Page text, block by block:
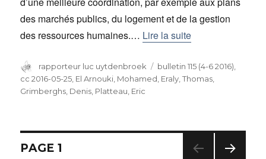
des marchés publics, du logement et de la gestion
des ressources humaines.… Lire la suite
Auteur
rapporteur luc uytdenbroek Catégories
bulletin 115 (4-6 2016)
cc 2016-05-25, El Arnouki, Mohamed, Eraly, Thomas,
Grimberghs, Denis, Platteau, Eric
Navigation
PAGE 1